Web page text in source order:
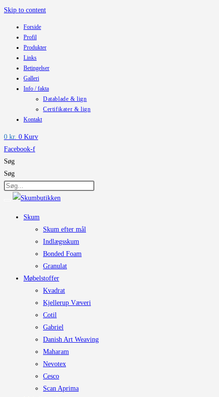
Skip to content
Forside
Profil
Produkter
Links
Betingelser
Galleri
Info / fakta
Datablade & lign
Certifikater & lign
Kontakt
0 kr. 0 Kurv
Facebook-f
Søg
Søg
Skum
Skum efter mål
Indlægsskum
Bonded Foam
Granulat
Møbelstoffer
Kvadrat
Kjellerup Væveri
Cotil
Gabriel
Danish Art Weaving
Maharam
Nevotex
Cesco
Scan Aprima